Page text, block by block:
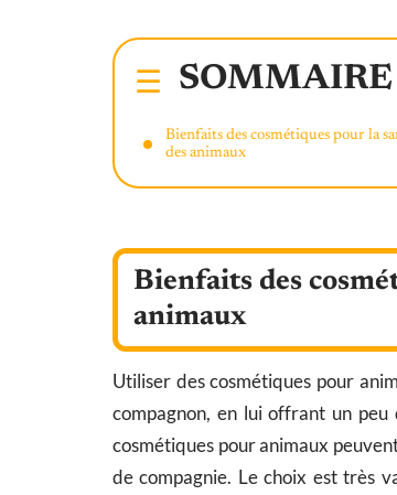
SOMMAIRE
Bienfaits des cosmétiques pour la
des animaux
Bienfaits des
animaux
Utiliser des cosmétiques pour
compagnon, en lui offrant un peu
cosmétiques pour animaux
de compagnie. Le choix est très